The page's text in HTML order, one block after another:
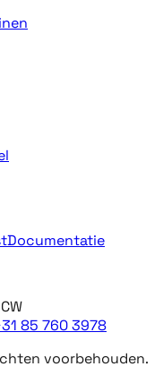
Documentatie
85 760 3978
voorbehouden.